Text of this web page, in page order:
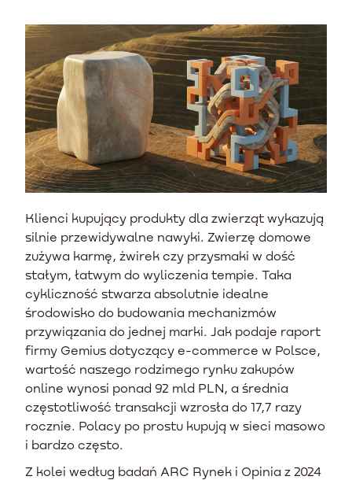
Klienci kupujący produkty dla zwierząt wykazują
silnie przewidywalne nawyki. Zwierzę domowe
zużywa karmę, żwirek czy przysmaki w dość
stałym, łatwym do wyliczenia tempie. Taka
cykliczność stwarza absolutnie idealne
środowisko do budowania mechanizmów
przywiązania do jednej marki. Jak podaje raport
firmy Gemius dotyczący e-commerce w Polsce,
wartość naszego rodzimego rynku zakupów
online wynosi ponad 92 mld PLN, a średnia
częstotliwość transakcji wzrosła do 17,7 razy
rocznie. Polacy po prostu kupują w sieci masowo
i bardzo często.
Z kolei według badań ARC Rynek i Opinia z 2024